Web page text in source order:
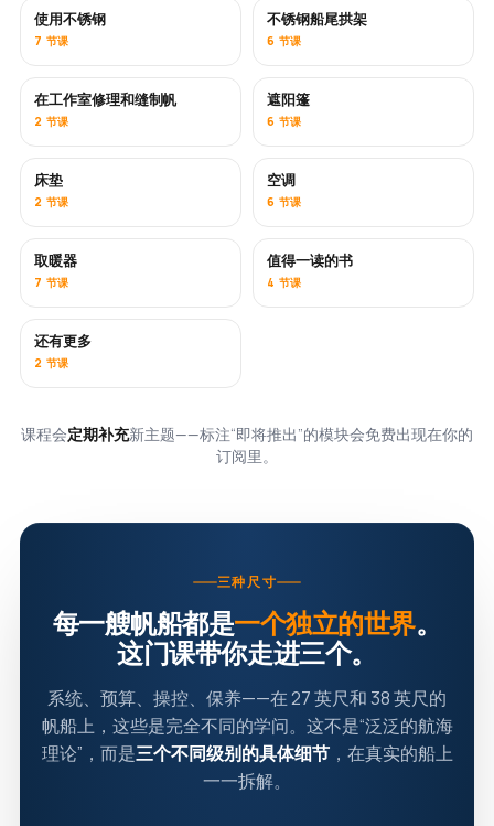
即将推出
使用不锈钢
7 节课
不锈钢船尾拱架
6 节课
即将推出
在工作室修理和缝制帆
2 节课
遮阳篷
6 节课
床垫
2 节课
即将推出
空调
6 节课
即将推出
取暖器
7 节课
即将推出
值得一读的书
4 节课
即将推出
还有更多
2 节课
课程会定期补充新主题——标注“即将推出”的模块会免费出现在你的
订阅里。
三种尺寸
每一艘帆船都是一个独立的世界。
这门课带你走进三个。
系统、预算、操控、保养——在 27 英尺和 38 英尺的
帆船上，这些是完全不同的学问。这不是“泛泛的航海
理论”，而是三个不同级别的具体细节，在真实的船上
一一拆解。